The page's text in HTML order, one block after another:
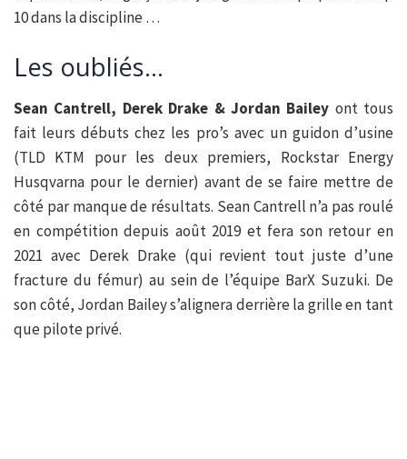
10 dans la discipline …
Les oubliés…
Sean Cantrell, Derek Drake & Jordan Bailey ont tous
fait leurs débuts chez les pro’s avec un guidon d’usine
(TLD KTM pour les deux premiers, Rockstar Energy
Husqvarna pour le dernier) avant de se faire mettre de
côté par manque de résultats. Sean Cantrell n’a pas roulé
en compétition depuis août 2019 et fera son retour en
2021 avec Derek Drake (qui revient tout juste d’une
fracture du fémur) au sein de l’équipe BarX Suzuki. De
son côté, Jordan Bailey s’alignera derrière la grille en tant
que pilote privé.